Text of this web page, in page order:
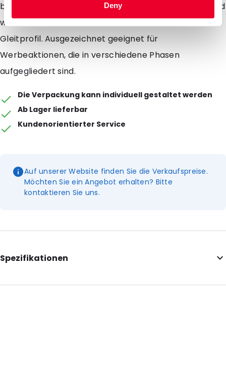
Deny
bzw. Taschen lassen sich leicht und einfach öffnen und
wiederverschliessen mit einem Reissverschluss auf
Gleitprofil. Ausgezeichnet geeignet für
Werbeaktionen, die in verschiedene Phasen
aufgegliedert sind.
Die Verpackung kann individuell gestaltet werden
Ab Lager lieferbar
Kundenorientierter Service
Auf unserer Website finden Sie die Verkaufspreise.
Möchten Sie ein Angebot erhalten? Bitte
kontaktieren Sie uns.
Spezifikationen
Internal Length: 315